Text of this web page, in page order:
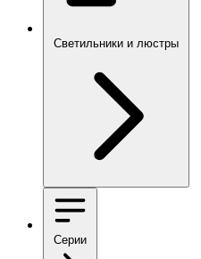
Светильники и люстры
Серии